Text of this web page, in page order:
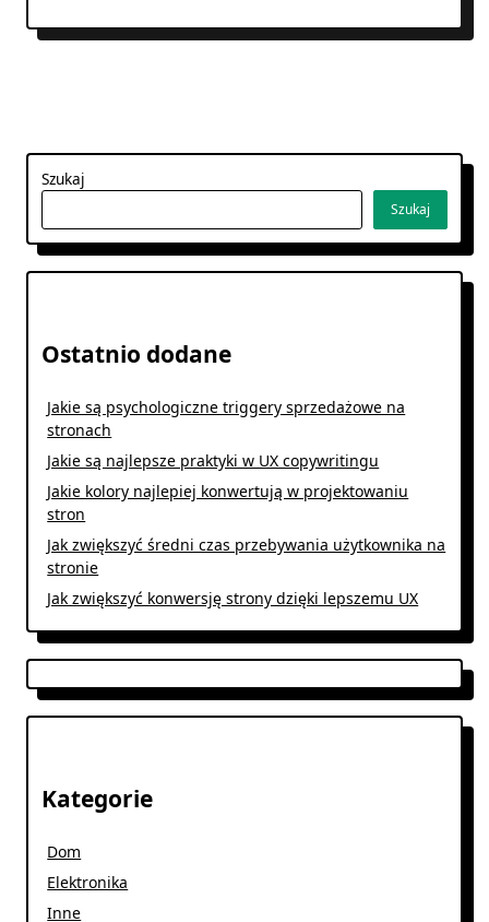
Szukaj
Szukaj
Ostatnio dodane
Jakie są psychologiczne triggery sprzedażowe na
stronach
Jakie są najlepsze praktyki w UX copywritingu
Jakie kolory najlepiej konwertują w projektowaniu
stron
Jak zwiększyć średni czas przebywania użytkownika na
stronie
Jak zwiększyć konwersję strony dzięki lepszemu UX
Kategorie
Dom
Elektronika
Inne